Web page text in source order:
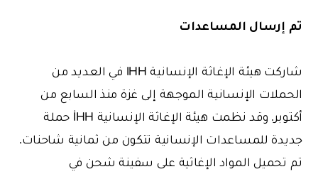
تم إرسال المساعدات
شاركت هيئة الإغاثة الإنسانية IHH في العديد من
الحملات الإنسانية الموجهة إلى غزة منذ السابع من
أكتوبر. وقد نظمت هيئة الإغاثة الإنسانية İHH حملة
جديدة للمساعدات الإنسانية تتكون من ثمانية شاحنات.
تم تحميل المواد الإغاثية على سفينة شحن في